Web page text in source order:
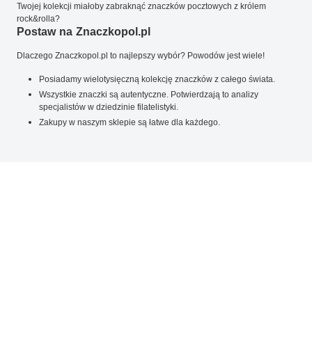
Twojej kolekcji miałoby zabraknąć znaczków pocztowych z królem
rock&rolla?
Postaw na Znaczkopol.pl
Dlaczego Znaczkopol.pl to najlepszy wybór? Powodów jest wiele!
Posiadamy wielotysięczną kolekcję znaczków z całego świata.
Wszystkie znaczki są autentyczne. Potwierdzają to analizy
specjalistów w dziedzinie filatelistyki.
Zakupy w naszym sklepie są łatwe dla każdego.